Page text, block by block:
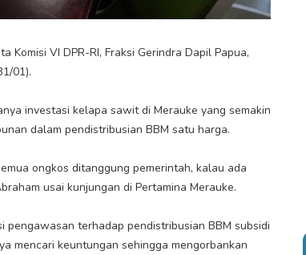
VI DPR-RI, Fraksi Gerindra Dapil Papua,
01).
investasi kelapa sawit di Merauke yang semakin
dalam pendistribusian BBM satu harga.
ongkos ditanggung pemerintah, kalau ada
usai kunjungan di Pertamina Merauke.
terhadap pendistribusian BBM subsidi
mencari keuntungan sehingga mengorbankan